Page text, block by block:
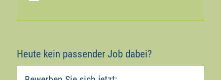
Heute kein passender Job dabei?